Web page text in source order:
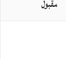
مقبول